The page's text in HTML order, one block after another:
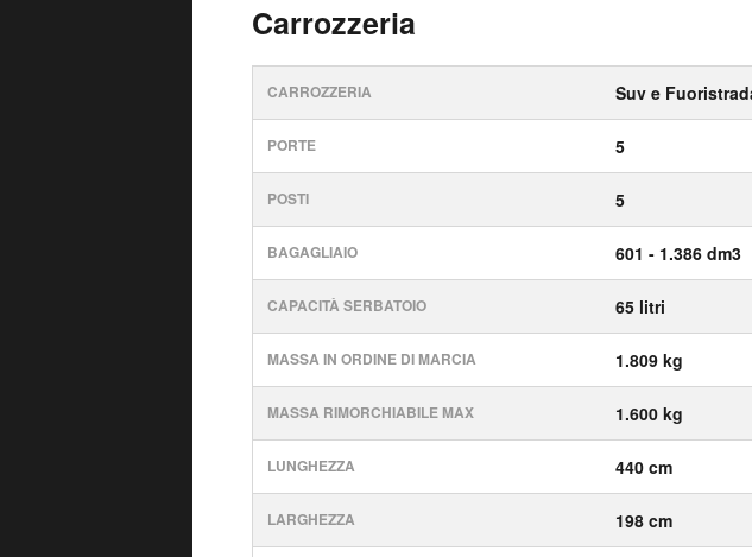
Carrozzeria
CARROZZERIA Suv e
PORTE 5
POSTI 5
BAGAGLIAIO 601 - 1.386 dm3
CAPACITÀ SERBATOIO 65 litri
MASSA IN ORDINE DI MARCIA 1.809 kg
MASSA RIMORCHIABILE MAX 1.600 kg
LUNGHEZZA 440 cm
LARGHEZZA 198 cm